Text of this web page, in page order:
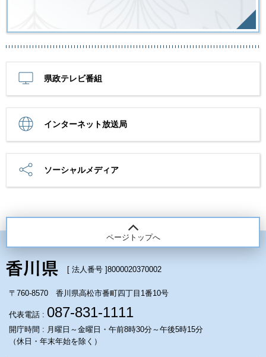
県政テレビ番組
インターネット放送局
ソーシャルメディア
ページトップへ
[ 法人番号 ]8000020370002
〒760-8570 香川県高松市番町四丁目1番10号
代表電話 : 087-831-1111
開庁時間 : 月曜日～金曜日・午前8時30分～午後5時15分
（休日・年末年始を除く）